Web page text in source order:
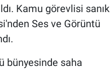
Kamu görevlisi sanık
Ses ve Görüntü
bünyesinde saha